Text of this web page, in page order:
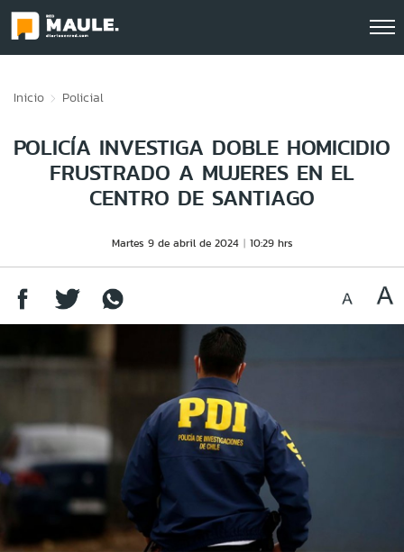
Inicio Policial
POLICÍA INVESTIGA DOBLE HOMICIDIO
FRUSTRADO A MUJERES EN EL
CENTRO DE SANTIAGO
Martes 9 de abril de 2024 10:29 hrs